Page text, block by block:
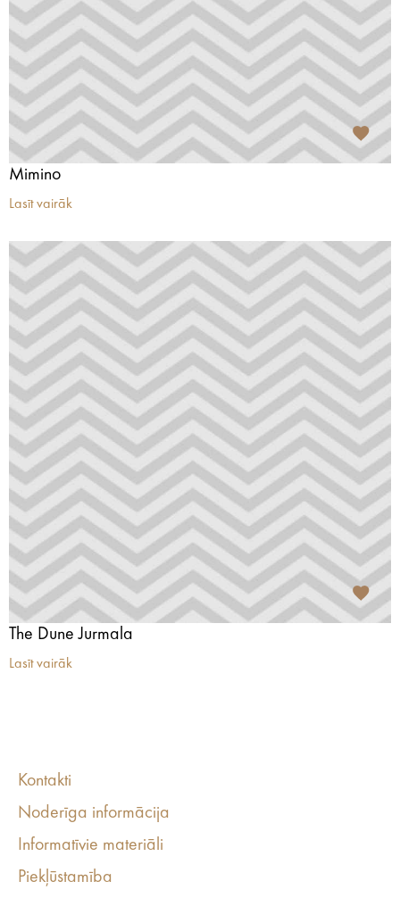
Mimino
Lasīt vairāk
The Dune Jurmala
Lasīt vairāk
Kontakti
Noderīga informācija
Informatīvie materiāli
Piekļūstamība